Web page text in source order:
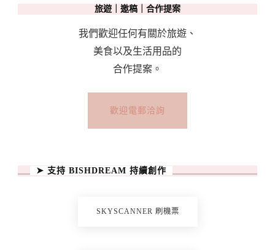
旅遊｜邀稿｜合作提案
我們歡迎任何有關於旅遊、
美食以及生活用品的
合作提案。
歡迎電郵洽詢
➤ 支持 BISHDREAM 持續創作
SKYSCANNER 刷機票